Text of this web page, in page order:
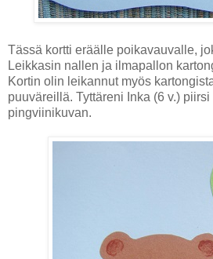
Tässä kortti eräälle poikavauvalle,
Leikkasin nallen ja ilmapallon
Kortin olin leikannut myös
puuväreillä. Tyttäreni Inka (6 v.)
pingviinikuvan.